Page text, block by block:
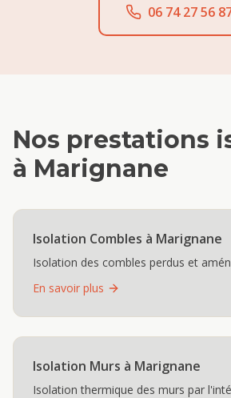
06 74 27 56
Nos prestations
à Marignane
Isolation Combles à Marignane
Isolation des combles perdus et
En savoir plus
Isolation Murs à Marignane
Isolation thermique des murs par